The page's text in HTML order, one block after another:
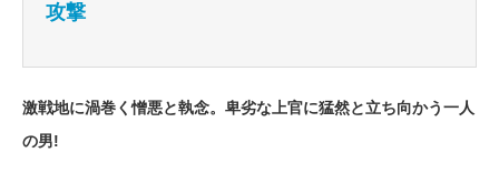
攻撃
激戦地に渦巻く憎悪と執念。卑劣な上官に猛然と立ち向かう一人
の男!